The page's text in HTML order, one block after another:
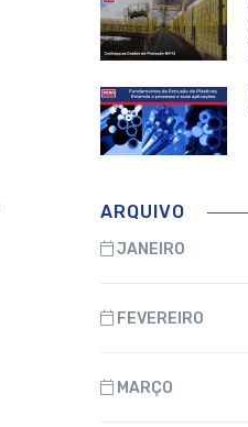
ARQUIVO
JANEIRO
FEVEREIRO
MARÇO